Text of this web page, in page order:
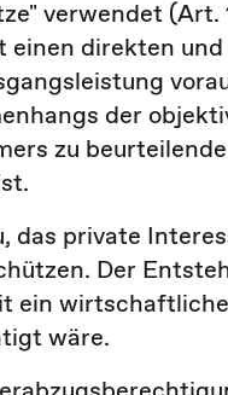
verwendet (Art.
einen direkten und
der
zu
das private
Der
ein
wäre.